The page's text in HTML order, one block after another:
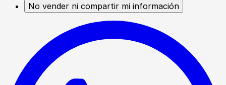
No vender ni compartir mi información